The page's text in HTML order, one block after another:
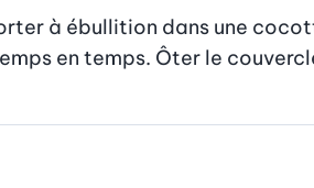
à ébullition dans une
en temps. Ôter le